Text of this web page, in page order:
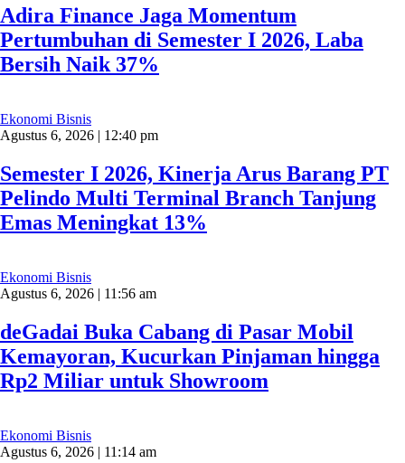
Adira Finance Jaga Momentum
Pertumbuhan di Semester I 2026, Laba
Bersih Naik 37%
Ekonomi Bisnis
Agustus 6, 2026 | 12:40 pm
Semester I 2026, Kinerja Arus Barang PT
Pelindo Multi Terminal Branch Tanjung
Emas Meningkat 13%
Ekonomi Bisnis
Agustus 6, 2026 | 11:56 am
deGadai Buka Cabang di Pasar Mobil
Kemayoran, Kucurkan Pinjaman hingga
Rp2 Miliar untuk Showroom
Ekonomi Bisnis
Agustus 6, 2026 | 11:14 am